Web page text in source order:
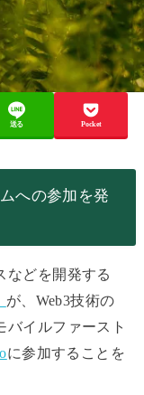
送る Pocket
への参加を発
などを開発する
が、Web3技術の
バイルファースト
に参加することを